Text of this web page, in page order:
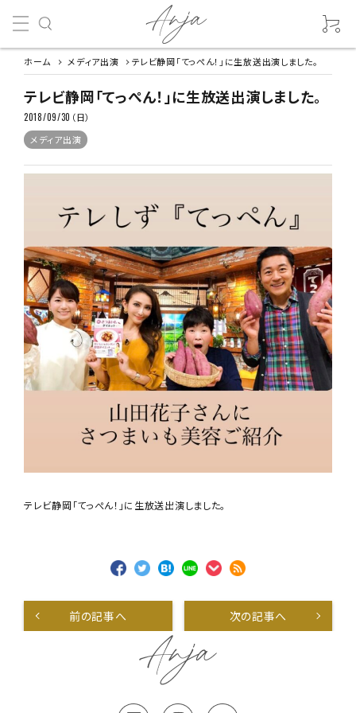
ホーム メディア出演 テレビ静岡「てっぺん！」に生放送出演しました。
テレビ静岡「てっぺん！」に生放送出演しました。
2018/09/30（日）
メディア出演
テレビ静岡「てっぺん！」に生放送出演しました。
前の記事へ 次の記事へ